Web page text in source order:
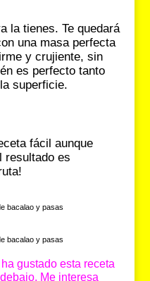
la tienes. Te quedará
una masa perfecta
y crujiente, sin
es perfecto tanto
superficie.
fácil aunque
resultado es
gustado esta receta
Me interesa